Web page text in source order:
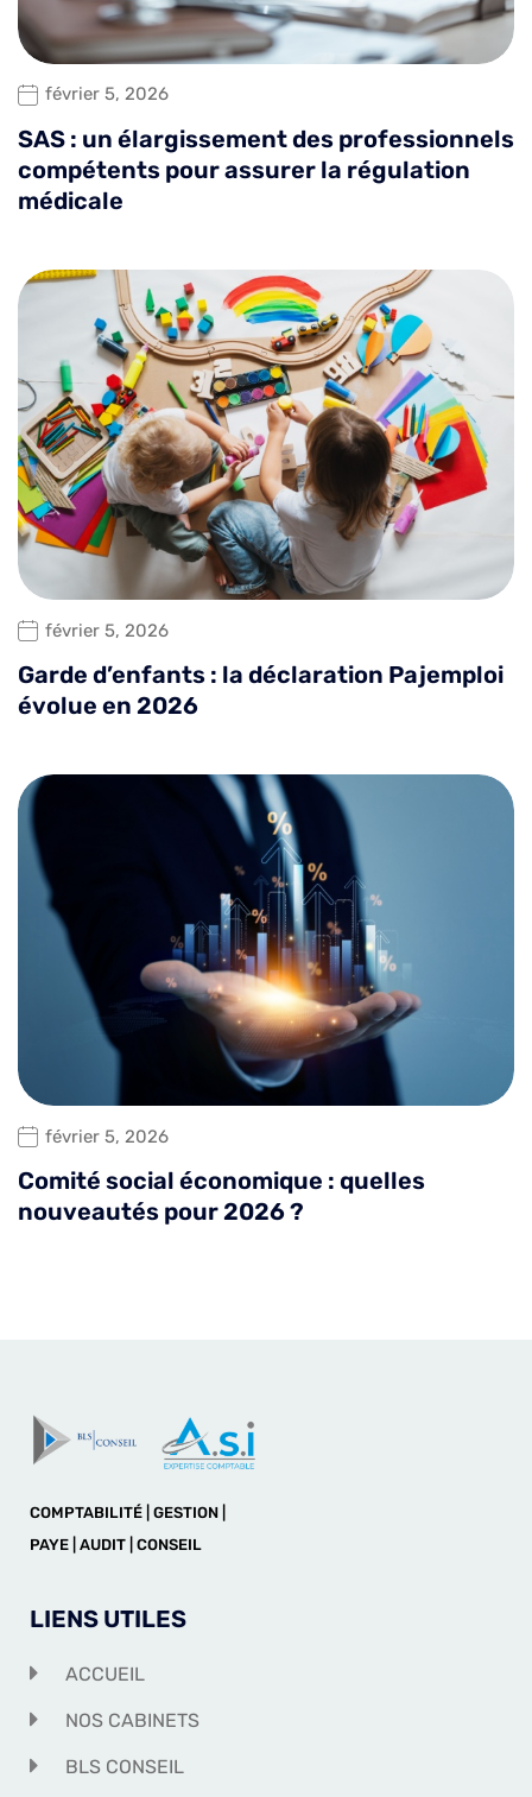
février 5, 2026
SAS : un élargissement des professionnels
compétents pour assurer la régulation
médicale
février 5, 2026
Garde d’enfants : la déclaration Pajemploi
évolue en 2026
février 5, 2026
Comité social économique : quelles
nouveautés pour 2026 ?
COMPTABILITÉ | GESTION |
PAYE | AUDIT | CONSEIL
LIENS UTILES
ACCUEIL
NOS CABINETS
BLS CONSEIL